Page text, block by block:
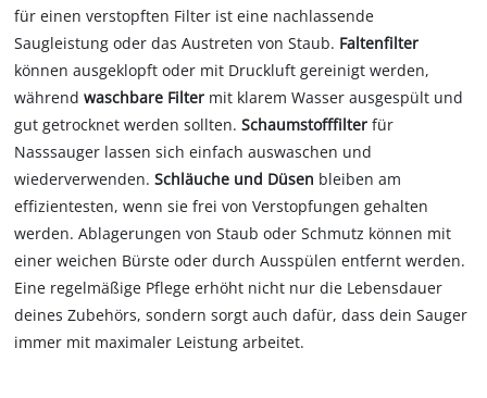
für einen verstopften Filter ist eine nachlassende
Saugleistung oder das Austreten von Staub. Faltenfilter
können ausgeklopft oder mit Druckluft gereinigt werden,
währendwaschbare Filter mit klarem Wasser ausgespült und
gut getrocknet werden sollten.Schaumstofffilter für
Nasssauger lassen sich einfach auswaschen und
wiederverwenden.Schläuche und Düsen bleiben am
effizientesten, wenn sie frei von Verstopfungen gehalten
werden. Ablagerungen von Staub oder Schmutz können mit
einer weichen Bürste oder durch Ausspülen entfernt werden.
Eine regelmäßige Pflege erhöht nicht nur die Lebensdauer
deines Zubehörs, sondern sorgt auch dafür, dass dein Sauger
immer mit maximaler Leistung arbeitet.